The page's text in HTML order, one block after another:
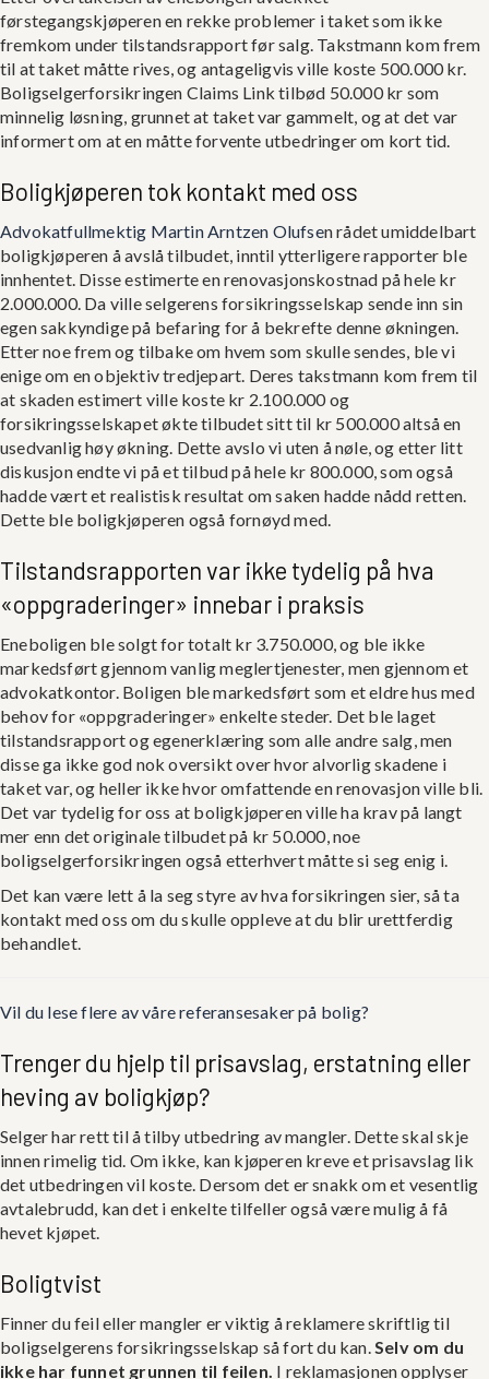
førstegangskjøperen en rekke problemer i taket som ikke
fremkom under tilstandsrapport før salg. Takstmann kom frem
til at taket måtte rives, og antageligvis ville koste 500.000 kr.
Boligselgerforsikringen Claims Link tilbød 50.000 kr som
minnelig løsning, grunnet at taket var gammelt, og at det var
informert om at en måtte forvente utbedringer om kort tid.
Boligkjøperen tok kontakt med oss
Advokatfullmektig Martin Arntzen Olufsen rådet umiddelbart
boligkjøperen å avslå tilbudet, inntil ytterligere rapporter ble
innhentet. Disse estimerte en renovasjonskostnad på hele kr
2.000.000. Da ville selgerens forsikringsselskap sende inn sin
egen sakkyndige på befaring for å bekrefte denne økningen.
Etter noe frem og tilbake om hvem som skulle sendes, ble vi
enige om en objektiv tredjepart. Deres takstmann kom frem til
at skaden estimert ville koste kr 2.100.000 og
forsikringsselskapet økte tilbudet sitt til kr 500.000 altså en
usedvanlig høy økning. Dette avslo vi uten å nøle, og etter litt
diskusjon endte vi på et tilbud på hele kr 800.000, som også
hadde vært et realistisk resultat om saken hadde nådd retten.
Dette ble boligkjøperen også fornøyd med.
Tilstandsrapporten var ikke tydelig på hva
«oppgraderinger» innebar i praksis
Eneboligen ble solgt for totalt kr 3.750.000, og ble ikke
markedsført gjennom vanlig meglertjenester, men gjennom et
advokatkontor. Boligen ble markedsført som et eldre hus med
behov for «oppgraderinger» enkelte steder. Det ble laget
tilstandsrapport og egenerklæring som alle andre salg, men
disse ga ikke god nok oversikt over hvor alvorlig skadene i
taket var, og heller ikke hvor omfattende en renovasjon ville bli.
Det var tydelig for oss at boligkjøperen ville ha krav på langt
mer enn det originale tilbudet på kr 50.000, noe
boligselgerforsikringen også etterhvert måtte si seg enig i.
Det kan være lett å la seg styre av hva forsikringen sier, så ta
kontakt med oss om du skulle oppleve at du blir urettferdig
behandlet.
Vil du lese flere av våre referansesaker på bolig?
Trenger du hjelp til prisavslag, erstatning eller
heving av boligkjøp?
Selger har rett til å tilby utbedring av mangler. Dette skal skje
innen rimelig tid. Om ikke, kan kjøperen kreve et prisavslag lik
det utbedringen vil koste. Dersom det er snakk om et vesentlig
avtalebrudd, kan det i enkelte tilfeller også være mulig å få
hevet kjøpet.
Boligtvist
Finner du feil eller mangler er viktig å reklamere skriftlig til
boligselgerens forsikringsselskap så fort du kan.Selv om du
ikke har funnet grunnen til feilen. I reklamasjonen opplyser